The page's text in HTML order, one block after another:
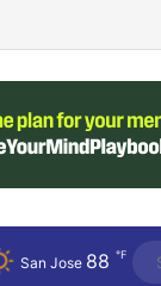
San Jose 88 ℉